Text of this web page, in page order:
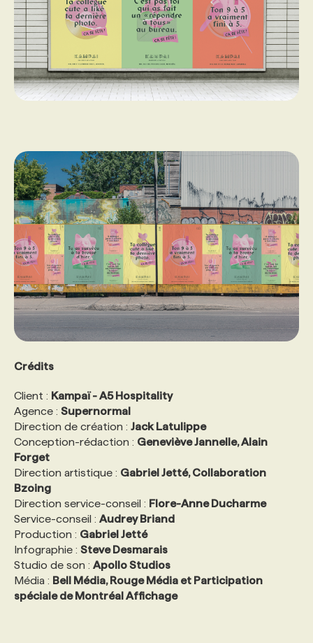
Crédits
Client : Kampaï - A5 Hospitality
Agence : Supernormal
Direction de création : Jack Latulippe
Conception-rédaction : Geneviève Jannelle, Alain
Forget
Direction artistique : Gabriel Jetté, Collaboration
Bzoing
Direction service-conseil : Flore-Anne Ducharme
Service-conseil : Audrey Briand
Production : Gabriel Jetté
Infographie : Steve Desmarais
Studio de son : Apollo Studios
Média : Bell Média, Rouge Média et Participation
spéciale de Montréal Affichage